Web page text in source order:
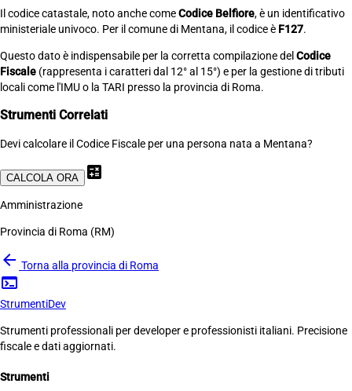
Il codice catastale, noto anche comeCodice Belfiore, è un identificativo
ministeriale univoco. Per il comune di Mentana, il codice è F127.
Questo dato è indispensabile per la corretta compilazione del Codice
Fiscale (rappresenta i caratteri dal 12° al 15°) e per la gestione di tributi
locali come l'IMU o la TARI presso la provincia di Roma.
Strumenti Correlati
Devi calcolare il Codice Fiscale per una persona nata a Mentana?
CALCOLA ORA calculate
Amministrazione
Provincia di Roma (RM)
arrow_back Torna alla provincia di Roma
terminal
StrumentiDev
Strumenti professionali per developer e professionisti italiani. Precisione
fiscale e dati aggiornati.
Strumenti